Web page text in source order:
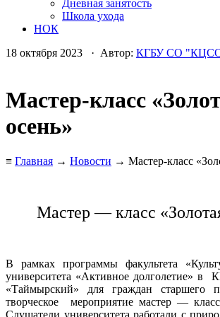
Дневная занятость
Школа ухода
НОК
18 октября 2023 · Автор: КГБУ СО
Мастер-класс
осень»
≡ Главная → Новости → Мастер-класс
Мастер — класс
В рамках программы факультета
университета «Активное долголетие»
«Таймырский» для граждан старшего
творческое мероприятие мастер —
Слушатели университета работали с